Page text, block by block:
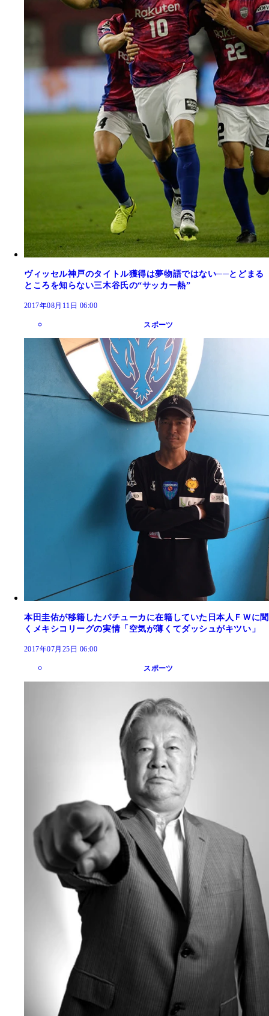
ヴィッセル神戸のタイトル獲得は夢物語ではない──とどまる
ところを知らない三木谷氏の“サッカー熱”
2017年08月11日 06:00
スポーツ
本田圭佑が移籍したパチューカに在籍していた日本人ＦＷに聞
くメキシコリーグの実情「空気が薄くてダッシュがキツい」
2017年07月25日 06:00
スポーツ